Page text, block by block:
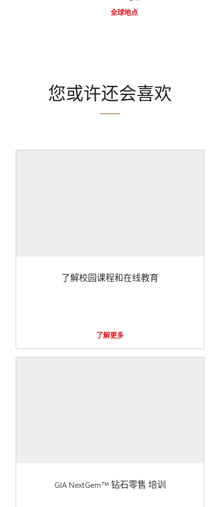
全球地点
您或许还会喜欢
了解校园课程和在线教育
了解更多
GIA NextGem™ 钻石零售 培训